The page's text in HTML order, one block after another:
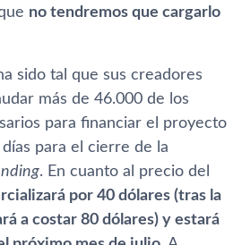
no tendremos que cargarlo
sido tal que sus creadores
más de 46.000 de los
para financiar el proyecto
para el cierre de la
. En cuanto al precio del
por 40 dólares (tras la
a costar 80 dólares) y estará